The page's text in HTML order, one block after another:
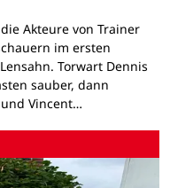
Akteure von Trainer
im ersten
Torwart Dennis
sauber, dann
Vincent…